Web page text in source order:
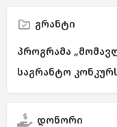
გრანტი
პროგრამა
საგრანტო
დონორი